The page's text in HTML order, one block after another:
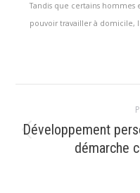
Tandis que certains hommes
pouvoir travailler à domicile,
article
Développement
démarche